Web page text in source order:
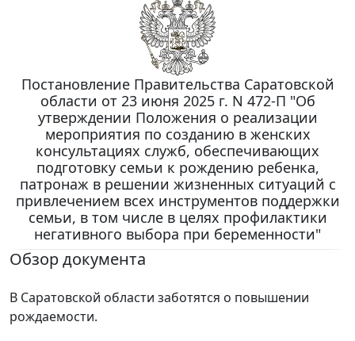
Постановление Правительства Саратовской
области от 23 июня 2025 г. N 472-П "Об
утверждении Положения о реализации
мероприятия по созданию в женских
консультациях служб, обеспечивающих
подготовку семьи к рождению ребенка,
патронаж в решении жизненных ситуаций с
привлечением всех инструментов поддержки
семьи, в том числе в целях профилактики
негативного выбора при беременности"
Обзор документа
В Саратовской области заботятся о повышении
рождаемости.